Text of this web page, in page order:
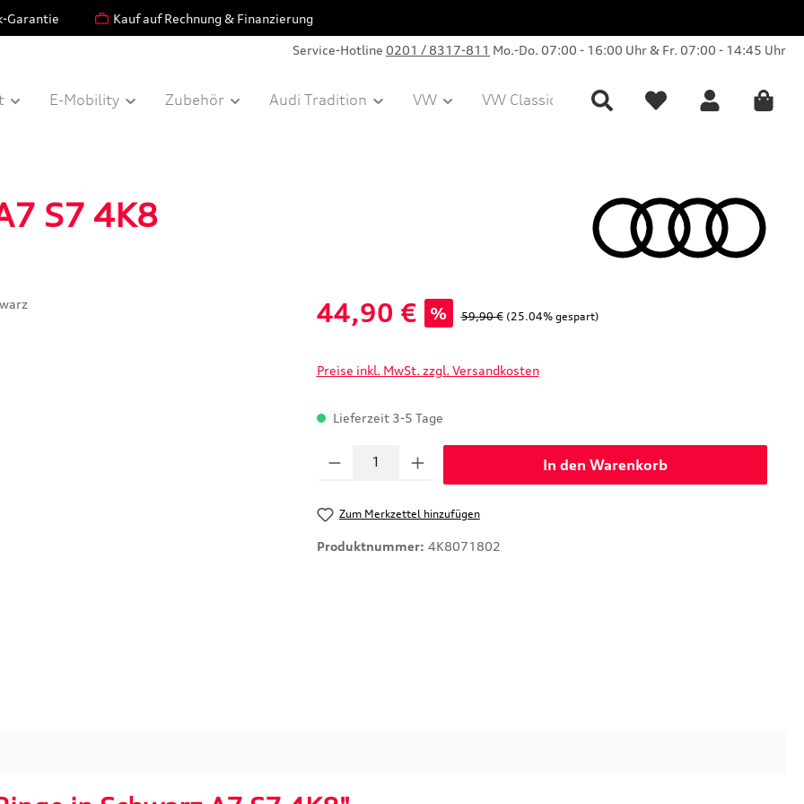
Garantie Kauf auf Rechnung & Finanzierung
Service-Hotline 0201 / 8317-811 Mo.-Do. 07:00 - 16:00 Uhr & Fr. 07:00 - 14:45 Uhr
E-Mobility Zubehör Audi Tradition VW VW Classic Parts Sale Collection
S7 4K8
Verkaufspreis:
44,90 € % Regulärer Preis:
59,90 € (25.04% gespart)
Preise inkl. MwSt. zzgl. Versandkosten
Lieferzeit 3-5 Tage
Produkt Anzahl: Gib den gewünschten Wert ein oder benutze die Schaltflächen um
In den Warenkorb
Zum Merkzettel hinzufügen
Produktnummer: 4K8071802